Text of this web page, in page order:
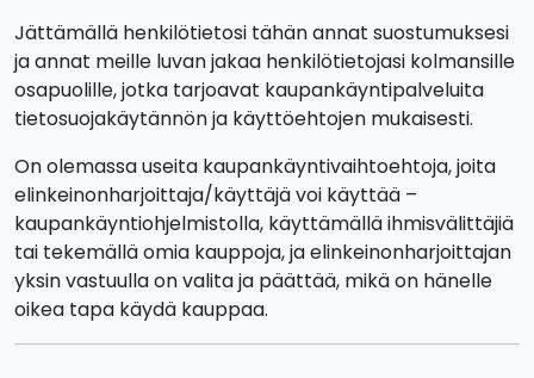
Jättämällä henkilötietosi tähän annat suostumuksesi
ja annat meille luvan jakaa henkilötietojasi kolmansille
osapuolille, jotka tarjoavat kaupankäyntipalveluita
tietosuojakäytännön ja käyttöehtojen mukaisesti.
On olemassa useita kaupankäyntivaihtoehtoja, joita
elinkeinonharjoittaja/käyttäjä voi käyttää –
kaupankäyntiohjelmistolla, käyttämällä ihmisvälittäjiä
tai tekemällä omia kauppoja, ja elinkeinonharjoittajan
yksin vastuulla on valita ja päättää, mikä on hänelle
oikea tapa käydä kauppaa.